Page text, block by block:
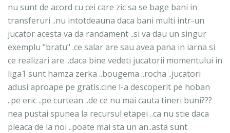
nu sunt de acord cu cei care zic sa se bage bani in
transferuri ..nu intotdeauna daca bani multi intr-un
jucator acesta va da randament ..si va dau un singur
exemplu "bratu" .ce salar are sau avea pana in iarna si
ce realizari are ..daca bine vedeti jucatorii momentului in
liga1 sunt hamza zerka ..bougema ..rocha ..jucatori
adusi aproape pe gratis.cine l-a descoperit pe hoban
..pe eric ..pe curtean ..de ce nu mai cauta tineri buni???
nea pustai spunea la recursul etapei ..ca nu stie daca
pleaca de la noi ..poate mai sta un an..asta sunt